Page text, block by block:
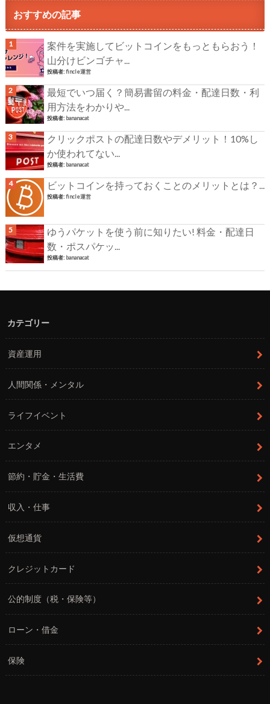
おすすめの記事
案件を実施してビットコインをもっともらおう！
山分けビンゴチャ...
投稿者:fincle運営
最短でいつ届く？簡易書留の料金・配達日数・利
用方法をわかりや...
投稿者: bananacat
クリックポストの配達日数やデメリット！10%し
か使われてない...
投稿者: bananacat
ビットコインを持っておくことのメリットとは？...
投稿者:fincle運営
ゆうパケットを使う前に知りたい! 料金・配達日
数・ポスパケッ...
投稿者: bananacat
カテゴリー
資産運用
人間関係・メンタル
ライフイベント
エンタメ
節約・貯金・生活費
収入・仕事
仮想通貨
クレジットカード
公的制度（税・保険等）
ローン・借金
保険